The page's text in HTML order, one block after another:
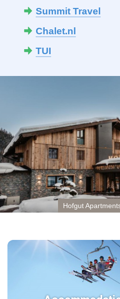
Summit Travel
Chalet.nl
TUI
Hofgut